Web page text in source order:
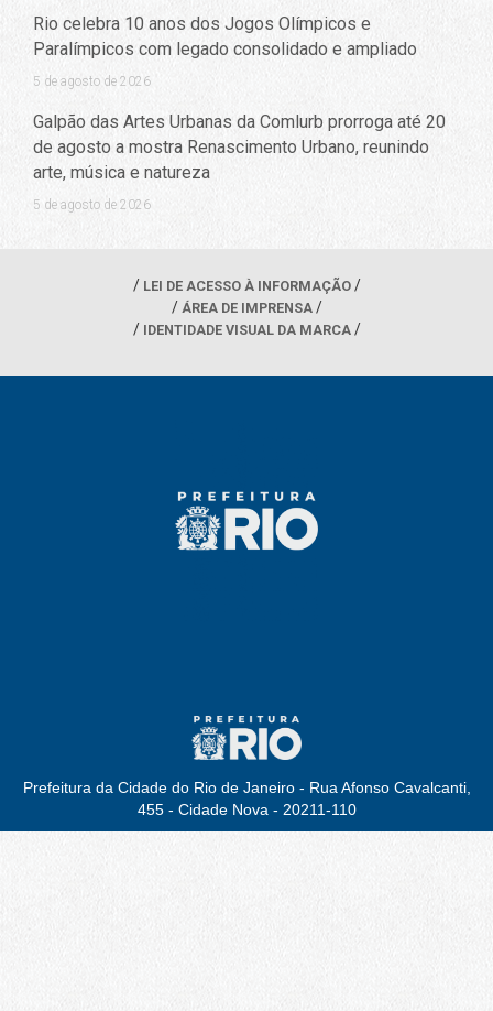
Rio celebra 10 anos dos Jogos Olímpicos e
Paralímpicos com legado consolidado e ampliado
5 de agosto de 2026
Galpão das Artes Urbanas da Comlurb prorroga até 20
de agosto a mostra Renascimento Urbano, reunindo
arte, música e natureza
5 de agosto de 2026
LEI DE ACESSO À INFORMAÇÃO
ÁREA DE IMPRENSA
IDENTIDADE VISUAL DA MARCA
Prefeitura da Cidade do Rio de Janeiro - Rua Afonso Cavalcanti,
455 - Cidade Nova - 20211-110